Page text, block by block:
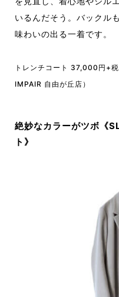
いるんだそう。バックル
味わいの出る一着です。
トレンチコート 37,000円+
IMPAIR 自由が丘店）
絶妙なカラーがツボ《
ト》